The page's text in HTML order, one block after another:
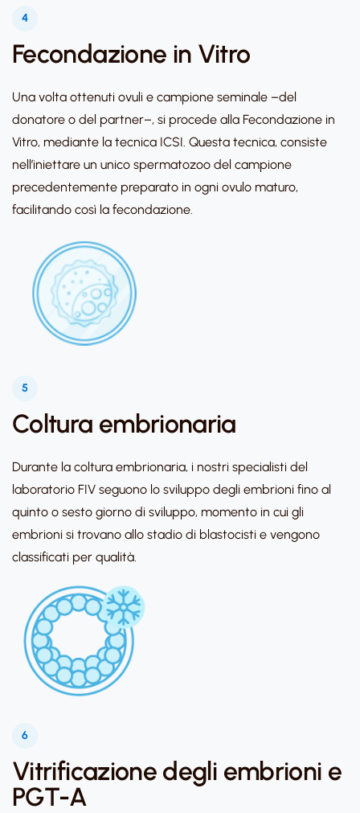
4
Fecondazione in Vitro
Una volta ottenuti ovuli e campione seminale –del
donatore o del partner–, si procede alla Fecondazione in
Vitro, mediante la tecnica ICSI. Questa tecnica, consiste
nell’iniettare un unico spermatozoo del campione
precedentemente preparato in ogni ovulo maturo,
facilitando così la fecondazione.
5
Coltura embrionaria
Durante la coltura embrionaria, i nostri specialisti del
laboratorio FIV seguono lo sviluppo degli embrioni fino al
quinto o sesto giorno di sviluppo, momento in cui gli
embrioni si trovano allo stadio di blastocisti e vengono
classificati per qualità.
6
Vitrificazione degli embrioni e
PGT-A